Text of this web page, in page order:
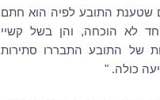
שטענת התובע לפיה הוא חתם
לא הוכחה, והן בשל קשיי
של התובע התבררו סתירות
כולה. "